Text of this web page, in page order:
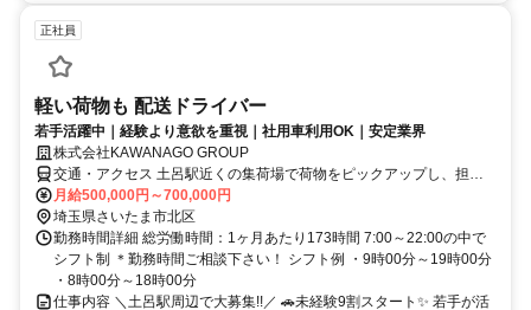
正社員
軽い荷物も 配送ドライバー
若手活躍中｜経験より意欲を重視｜社用車利用OK｜安定業界
株式会社KAWANAGO GROUP
交通・アクセス 土呂駅近くの集荷場で荷物をピックアップし、担当
エリアに配送いただきます。
月給500,000円～700,000円
埼玉県さいたま市北区
勤務時間詳細 総労働時間：1ヶ月あたり173時間 7:00～22:00の中で
シフト制 ＊勤務時間ご相談下さい！ シフト例 ・9時00分～19時00分
・8時00分～18時00分
仕事内容 ＼土呂駅周辺で大募集!!／ 🚗未経験9割スタート✨ 若手が活